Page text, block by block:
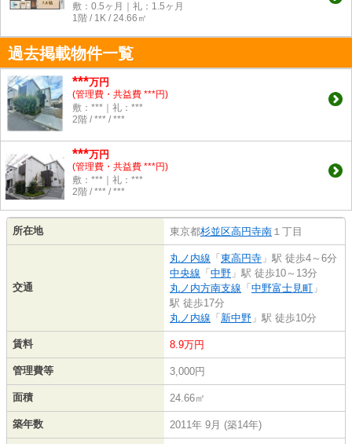
敷：0.5ヶ月｜礼：1.5ヶ月
1階 / 1K / 24.66㎡
過去掲載物件一覧
***万円
(管理費・共益費 ***円)
敷：***｜礼：***
2階 / *** / ***
***万円
(管理費・共益費 ***円)
敷：***｜礼：***
2階 / *** / ***
所在地 東京都杉並区高円寺南 １丁目
交通
丸ノ内線 「 東高円寺 」駅 徒歩4～6分
中央線 「 中野 」駅 徒歩10～13分
丸ノ内方南支線 「 中野富士見町 」
駅 徒歩17分
丸ノ内線 「 新中野 」駅 徒歩10分
賃料 8.9万円
管理費等 3,000円
面積 24.66㎡
築年数 2011年 9月 (築14年)